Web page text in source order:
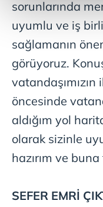
kalemimiz olduğunu
Her halükârda,
takdirde,
gösterilmeyecektir."
Sizlere daha iyi bir
Sitemizde kendimize
kullanılmaktadır. Bu
verileriniz işlenmekte
toplumu hizmetlerinin
kullanılmaktadır.
reklam/pazarlama
sorunlarında
uyumlu ve iş
sağlamanın
görüyoruz.
vatandaşımızın
öncesinde
aldığım yol
olarak sizinle
hazırım ve
SEFER EMRİ